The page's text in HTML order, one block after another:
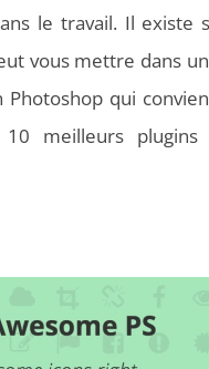
le travail. Il
vous mettre dans
qui
meilleurs plugins